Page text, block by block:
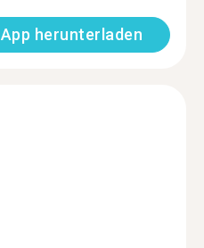
App herunterladen